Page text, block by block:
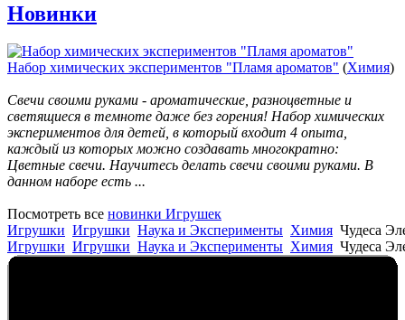
Новинки
Набор химических экспериментов "Пламя ароматов" (Химия)
Свечи своими руками - ароматические, разноцветные и
светящиеся в темноте даже без горения! Набор химических
экспериментов для детей, в который входит 4 опыта,
каждый из которых можно создавать многократно:
Цветные свечи. Научитесь делать свечи своими руками. В
данном наборе есть ...
Посмотреть все новинки Игрушек
Игрушки Игрушки Наука и Эксперименты Химия Чудеса
Игрушки Игрушки Наука и Эксперименты Химия Чудеса